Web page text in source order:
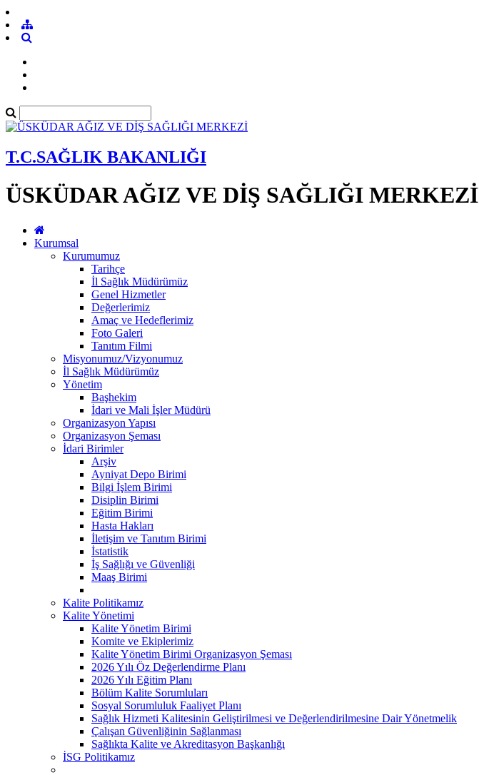
T.C.SAĞLIK BAKANLIĞI
ÜSKÜDAR AĞIZ VE DİŞ SAĞLIĞI MERKEZİ
Kurumsal
Kurumumuz
Tarihçe
İl Sağlık Müdürümüz
Genel Hizmetler
Değerlerimiz
Amaç ve Hedeflerimiz
Foto Galeri
Tanıtım Filmi
Misyonumuz/Vizyonumuz
İl Sağlık Müdürümüz
Yönetim
Başhekim
İdari ve Mali İşler Müdürü
Organizasyon Yapısı
Organizasyon Şeması
İdari Birimler
Arşiv
Ayniyat Depo Birimi
Bilgi İşlem Birimi
Disiplin Birimi
Eğitim Birimi
Hasta Hakları
İletişim ve Tanıtım Birimi
İstatistik
İş Sağlığı ve Güvenliği
Maaş Birimi
Kalite Politikamız
Kalite Yönetimi
Kalite Yönetim Birimi
Komite ve Ekiplerimiz
Kalite Yönetim Birimi Organizasyon Şeması
2026 Yılı Öz Değerlendirme Planı
2026 Yılı Eğitim Planı
Bölüm Kalite Sorumluları
Sosyal Sorumluluk Faaliyet Planı
Sağlık Hizmeti Kalitesinin Geliştirilmesi ve Değerlendirilmesine Dair Yönetmelik
Çalışan Güvenliğinin Sağlanması
Sağlıkta Kalite ve Akreditasyon Başkanlığı
İSG Politikamız